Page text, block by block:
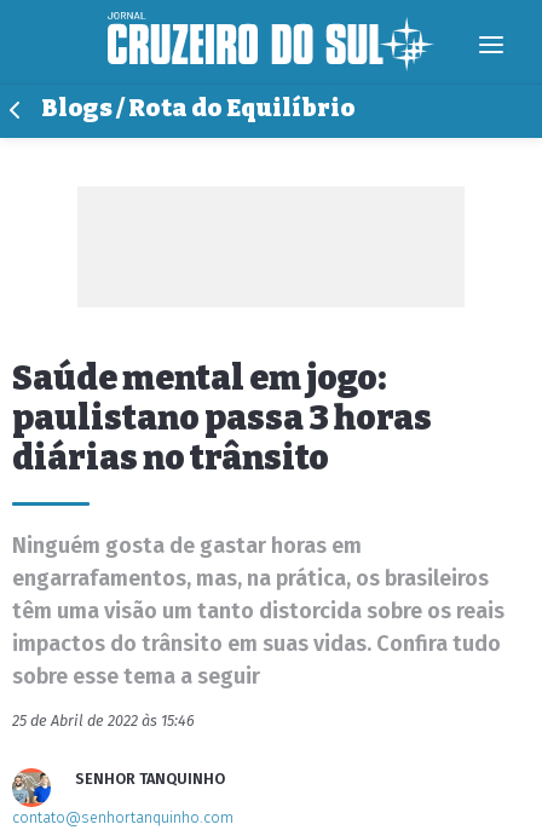
Blogs / Rota do Equilíbrio
Saúde mental em jogo:
paulistano passa 3 horas
diárias no trânsito
Ninguém gosta de gastar horas em
engarrafamentos, mas, na prática, os brasileiros
têm uma visão um tanto distorcida sobre os reais
impactos do trânsito em suas vidas. Confira tudo
sobre esse tema a seguir
25 de Abril de 2022 às 15:46
SENHOR TANQUINHO
contato@senhortanquinho.com